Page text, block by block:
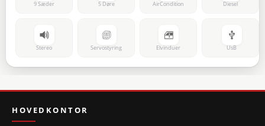
9 Sæder 5 Døre AirCondition Diesel
Stereo Servostyring Elvinduer UsB
HOVEDKONTOR